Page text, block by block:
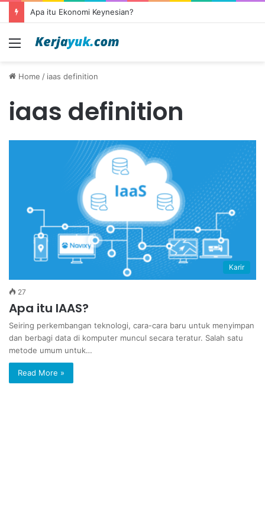
Apa itu Ekonomi Keynesian?
Menu
Home / iaas definition
iaas definition
Karir
27
Apa itu IAAS?
Seiring perkembangan teknologi, cara-cara baru untuk menyimpan
dan berbagi data di komputer muncul secara teratur. Salah satu
metode umum untuk…
Read More »